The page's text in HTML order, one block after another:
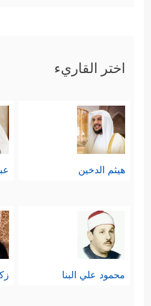
اختر القاريء
هيثم الدخين
محمود علي البنا